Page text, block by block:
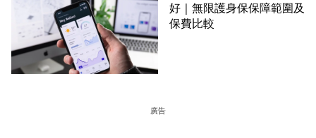
好｜無限護身保保障範圍及
保費比較
廣告